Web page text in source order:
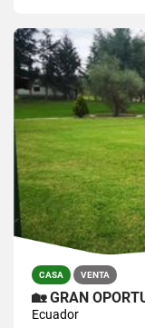
CASA VENTA
🏡 GRAN
Ecuador